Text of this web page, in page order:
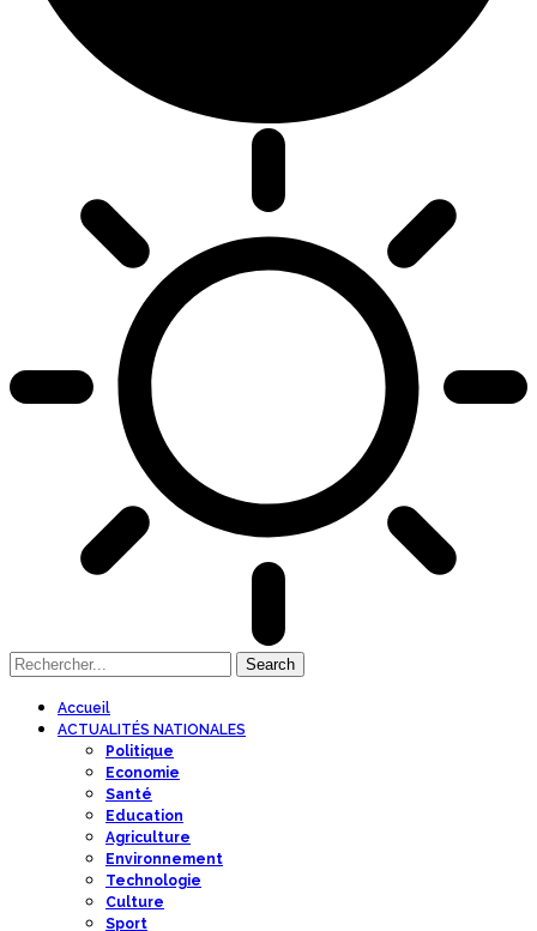
Accueil
ACTUALITÉS NATIONALES
Politique
Economie
Santé
Education
Agriculture
Environnement
Technologie
Culture
Sport